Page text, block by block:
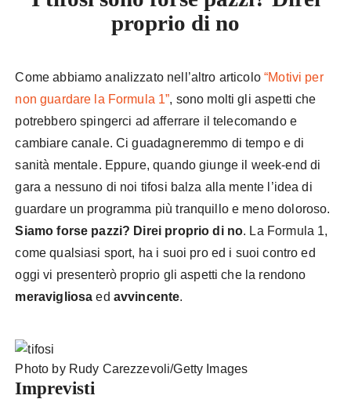
proprio di no
Come abbiamo analizzato nell’altro articolo“Motivi per
non guardare la Formula 1”, sono molti gli aspetti che
potrebbero spingerci ad afferrare il telecomando e
cambiare canale. Ci guadagneremmo di tempo e di
sanità mentale. Eppure, quando giunge il week-end di
gara a nessuno di noi tifosi balza alla mente l’idea di
guardare un programma più tranquillo e meno doloroso.
Siamo forse pazzi? Direi proprio di no. La Formula 1,
come qualsiasi sport, ha i suoi pro ed i suoi contro ed
oggi vi presenterò proprio gli aspetti che la rendono
meravigliosaed avvincente.
Photo by Rudy Carezzevoli/Getty Images
Imprevisti